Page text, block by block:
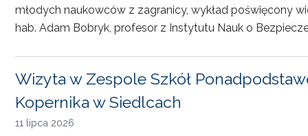
młodych naukowców z zagranicy, wykład poświęcony
hab. Adam Bobryk, profesor z Instytutu Nauk o
Wizyta w Zespole Szkół
Kopernika w Siedlcach
11 lipca 2026